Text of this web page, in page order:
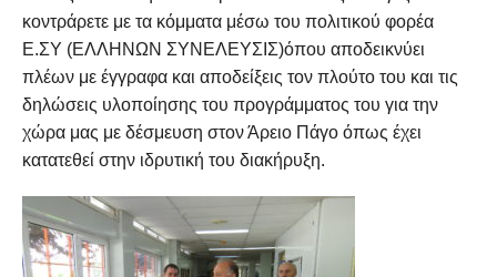
κοντράρετε με τα κόμματα μέσω του πολιτικού φορέα
Ε.ΣΥ (ΕΛΛΗΝΩΝ ΣΥΝΕΛΕΥΣΙΣ)όπου αποδεικνύει
πλέων με έγγραφα και αποδείξεις τον πλούτο του και τις
δηλώσεις υλοποίησης του προγράμματος του για την
χώρα μας με δέσμευση στον Άρειο Πάγο όπως έχει
κατατεθεί στην ιδρυτική του διακήρυξη.